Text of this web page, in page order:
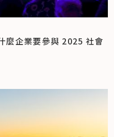
麼企業要參與 2025 社會